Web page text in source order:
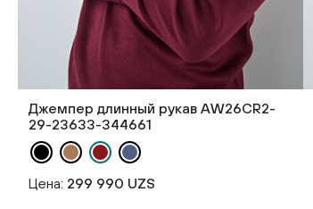
Джемпер длинный рукав AW26CR2-
29-23633-344661
Цена: 299 990 UZS